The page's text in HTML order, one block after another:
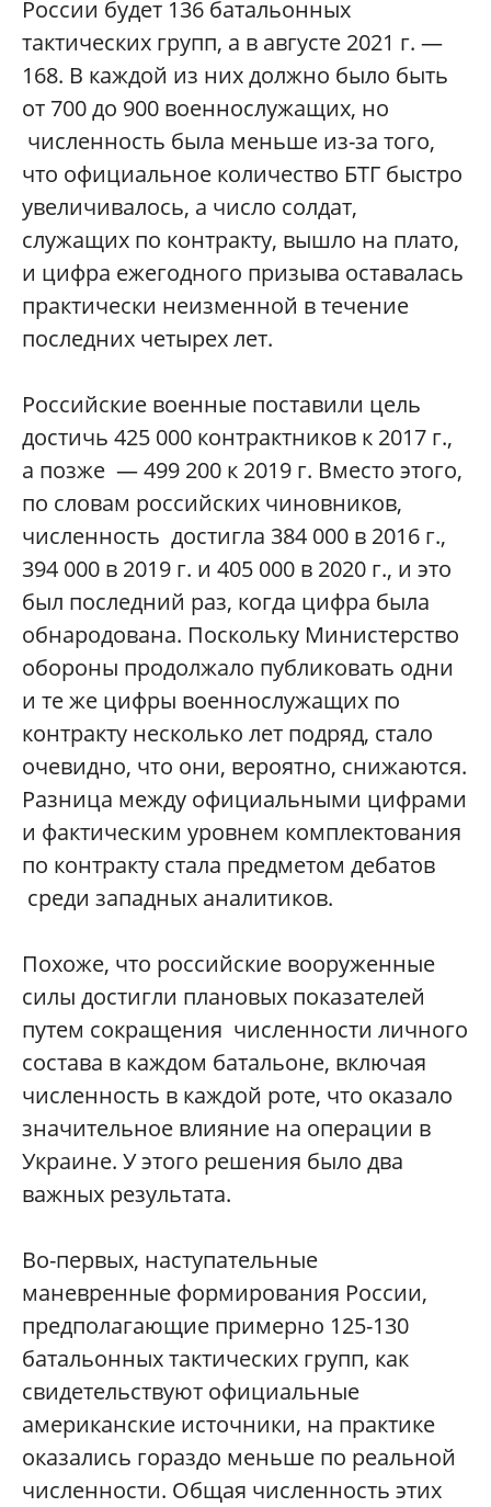
России будет 136 батальонных
тактических групп, а в августе 2021 г. —
168. В каждой из них должно было быть
от 700 до 900 военнослужащих, но
численность была меньше из-за того,
что официальное количество БТГ быстро
увеличивалось, а число солдат,
служащих по контракту, вышло на плато,
и цифра ежегодного призыва оставалась
практически неизменной в течение
последних четырех лет.
Российские военные поставили цель
достичь 425 000 контрактников к 2017 г.,
а позже — 499 200 к 2019 г. Вместо этого,
по словам российских чиновников,
численность достигла 384 000 в 2016 г.,
394 000 в 2019 г. и 405 000 в 2020 г., и это
был последний раз, когда цифра была
обнародована. Поскольку Министерство
обороны продолжало публиковать одни
и те же цифры военнослужащих по
контракту несколько лет подряд, стало
очевидно, что они, вероятно, снижаются.
Разница между официальными цифрами
и фактическим уровнем комплектования
по контракту стала предметом дебатов
среди западных аналитиков.
Похоже, что российские вооруженные
силы достигли плановых показателей
путем сокращения численности личного
состава в каждом батальоне, включая
численность в каждой роте, что оказало
значительное влияние на операции в
Украине. У этого решения было два
важных результата.
Во-первых, наступательные
маневренные формирования России,
предполагающие примерно 125-130
батальонных тактических групп, как
свидетельствуют официальные
американские источники, на практике
оказались гораздо меньше по реальной
численности. Общая численность этих